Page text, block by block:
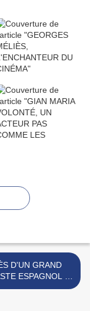
D'UN GRAND
ESPAGNOL :
CARLOS SAURA >